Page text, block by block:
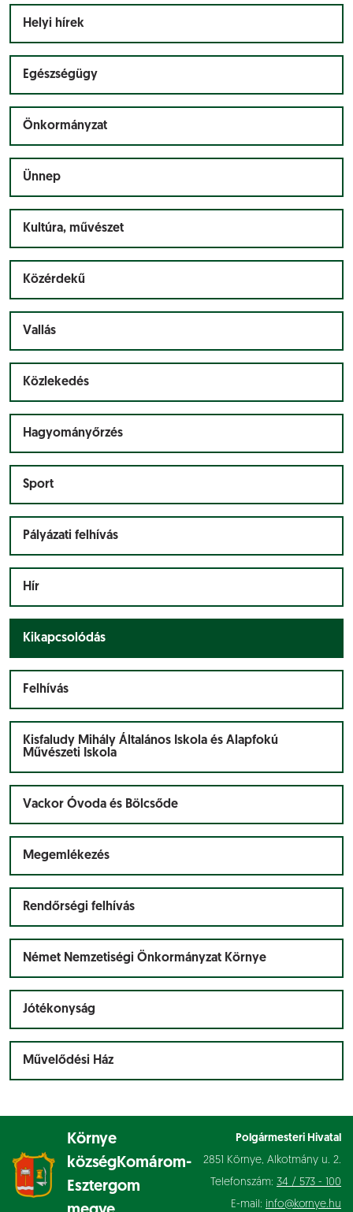
Helyi hírek
Egészségügy
Önkormányzat
Ünnep
Kultúra, művészet
Közérdekű
Vallás
Közlekedés
Hagyományőrzés
Sport
Pályázati felhívás
Hír
Kikapcsolódás
Felhívás
Kisfaludy Mihály Általános Iskola és Alapfokú
Művészeti Iskola
Vackor Óvoda és Bölcsőde
Megemlékezés
Rendőrségi felhívás
Német Nemzetiségi Önkormányzat Környe
Jótékonyság
Művelődési Ház
Környe
községKomárom-
Esztergom
Polgármesteri Hivatal
2851 Környe, Alkotmány u. 2.
Telefonszám: 34 / 573 - 100
E-mail: info@kornye.hu